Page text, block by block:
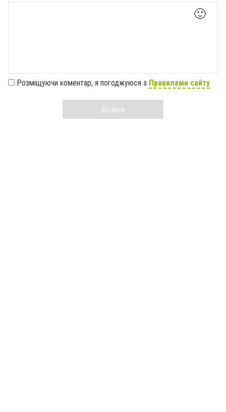
🙂
Розміщуючи коментар, я погоджуюся з Правилами сайту
Додати